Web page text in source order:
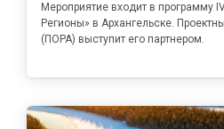
Мероприятие входит в программу
Регионы» в Архангельске.
(ПОРА) выступит его партнером.